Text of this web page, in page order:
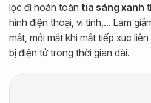
lọc đi hoàn toàn tia sáng xanh
hình điện thoại, vi tính,… Làm
mắt, mỏi mắt khi mắt tiếp xúc
bị điện tử trong thời gian dài.